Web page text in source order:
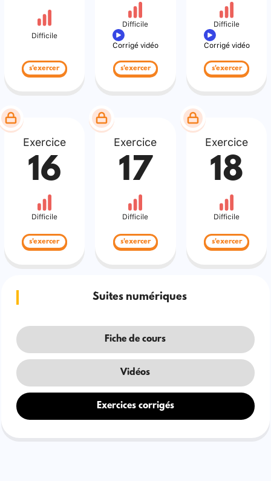
Difficile
s'exercer
Difficile
Corrigé vidéo
s'exercer
Difficile
Corrigé vidéo
s'exercer
Exercice
16
Difficile
s'exercer
Exercice
17
Difficile
s'exercer
Exercice
18
Difficile
s'exercer
Suites numériques
Fiche de cours
Vidéos
Exercices corrigés